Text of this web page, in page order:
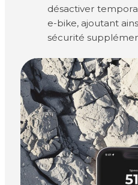
désactiver
e-bike, ajoutant
sécurité